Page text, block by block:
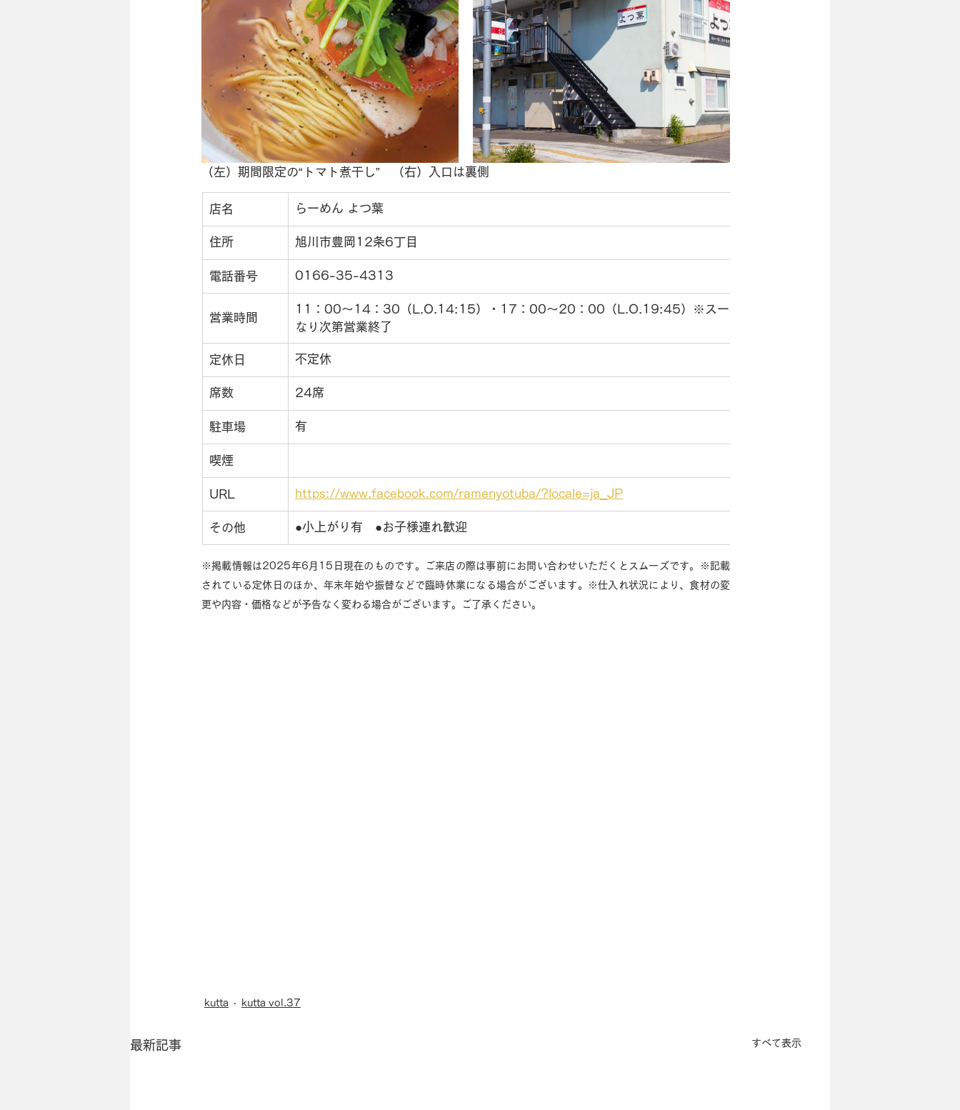
（左）期間限定の“トマト煮干し”　（右）入口は裏側
店名 らーめん よつ葉
住所 旭川市豊岡12条6丁目
電話番号 0166-35-4313
営業時間
11：00〜14：30（L.O.14:15）・17：00〜20：00（L.O.19:45）※スープが無く
なり次第営業終了
定休日 不定休
席数 24席
駐車場 有
喫煙
URL https://www.facebook.com/ramenyotuba/?locale=ja_JP
その他 ●小上がり有　●お子様連れ歓迎
※掲載情報は2025年6月15日現在のものです。ご来店の際は事前にお問い合わせいただくとスムーズです。※記載
されている定休日のほか、年末年始や振替などで臨時休業になる場合がございます。※仕入れ状況により、食材の変
更や内容・価格などが予告なく変わる場合がございます。ご了承ください。
kutta kutta vol.37
最新記事 すべて表示